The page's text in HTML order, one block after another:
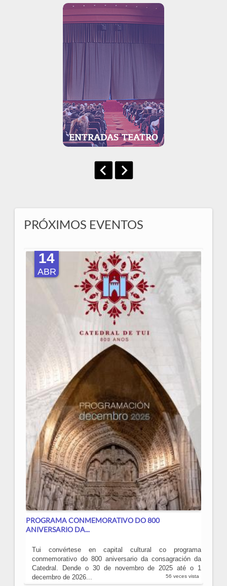
PRÓXIMOS EVENTOS
14
ABR
PROGRAMA CONMEMORATIVO DO 800
ANIVERSARIO DA...
Tui convértese en capital cultural co programa
conmemorativo do 800 aniversario da consagración da
Catedral. Dende o 30 de novembro de 2025 até o 1
decembro de 2026...
56 veces vista